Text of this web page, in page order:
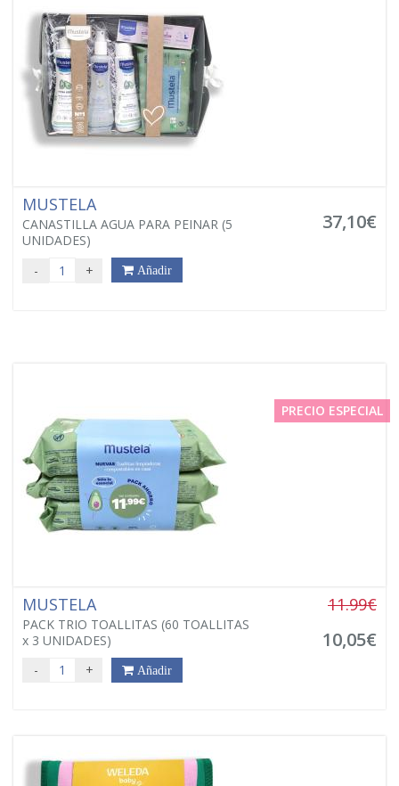
MUSTELA
CANASTILLA AGUA PARA PEINAR (5
UNIDADES)
37,10€
- + Añadir
PRECIO ESPECIAL
MUSTELA
PACK TRIO TOALLITAS (60 TOALLITAS
x 3 UNIDADES)
11.99€
10,05€
- + Añadir